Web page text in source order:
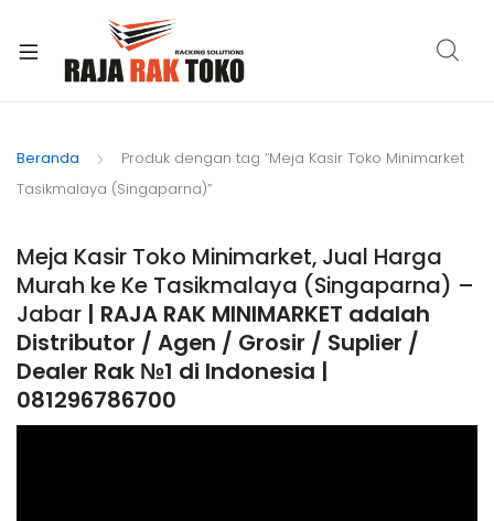
Beranda
Produk dengan tag “Meja Kasir Toko Minimarket
Tasikmalaya (Singaparna)”
Meja Kasir Toko Minimarket, Jual Harga
Murah ke Ke Tasikmalaya (Singaparna) –
Jabar | RAJA RAK MINIMARKET adalah
Distributor / Agen / Grosir / Suplier /
Dealer Rak №1 di Indonesia |
081296786700